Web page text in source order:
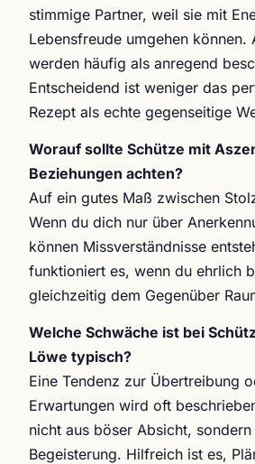
stimmige Partner, weil sie mit
Lebensfreude umgehen können.
werden häufig als anregend
Entscheidend ist weniger das
Rezept als echte gegenseitige
Worauf sollte Schütze mit
Beziehungen achten?
Auf ein gutes Maß zwischen
Wenn du dich nur über
können Missverständnisse
funktioniert es, wenn du ehrlich
gleichzeitig dem Gegenüber
Welche Schwäche ist bei
Löwe typisch?
Eine Tendenz zur Übertreibung
Erwartungen wird oft
nicht aus böser Absicht,
Begeisterung. Hilfreich ist es,